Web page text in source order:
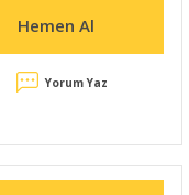
Hemen Al
Yorum Yaz